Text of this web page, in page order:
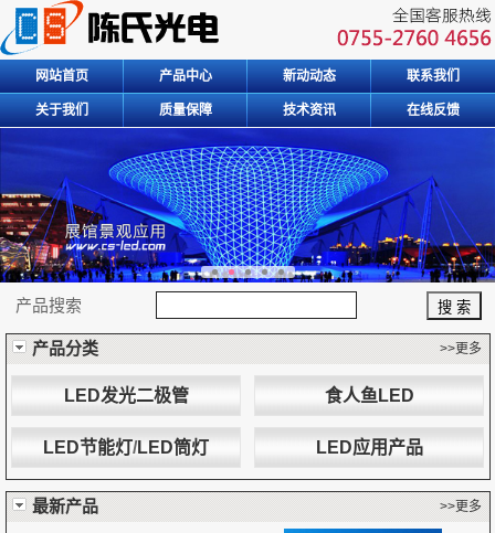
网站首页 产品中心 新动动态 联系我们
关于我们 质量保障 技术资讯 在线反馈
产品搜索
产品分类 >>更多
LED发光二极管 食人鱼LED
LED节能灯/LED筒灯 LED应用产品
最新产品 >>更多